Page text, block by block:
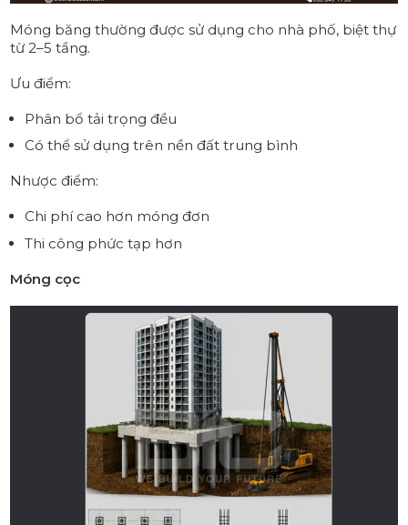
Móng băng thường được sử dụng cho nhà phố, biệt thự
từ 2–5 tầng.
Ưu điểm:
Phân bổ tải trọng đều
Có thể sử dụng trên nền đất trung bình
Nhược điểm:
Chi phí cao hơn móng đơn
Thi công phức tạp hơn
Móng cọc